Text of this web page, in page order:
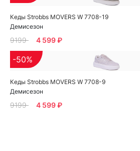
Кеды Strobbs MOVERS W 7708-19
Демисезон
9199 4 599 ₽
Кеды Strobbs MOVERS W 7708-9
Демисезон
-50%
9199 4 599 ₽